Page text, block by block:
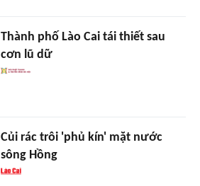
Thành phố Lào Cai tái thiết sau
cơn lũ dữ
Củi rác trôi 'phủ kín' mặt nước
sông Hồng